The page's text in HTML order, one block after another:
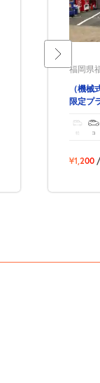
福岡県
（機
限定プ
軽 コ
¥1,200 /